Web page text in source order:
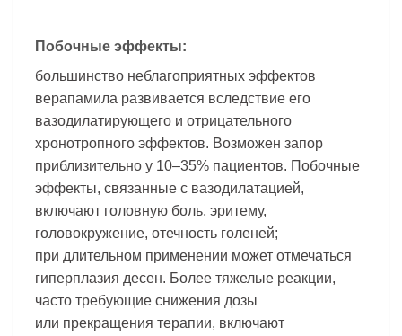
Побочные эффекты:
большинство неблагоприятных эффектов
верапамила развивается вследствие его
вазодилатирующего и отрицательного
хронотропного эффектов. Возможен запор
приблизительно у 10–35% пациентов. Побочные
эффекты, связанные с вазодилатацией,
включают головную боль, эритему,
головокружение, отечность голеней;
при длительном применении может отмечаться
гиперплазия десен. Более тяжелые реакции,
часто требующие снижения дозы
или прекращения терапии, включают